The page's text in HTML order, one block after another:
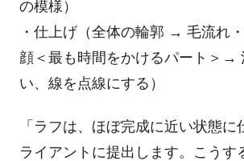
の模様）
・仕上げ（全体の輪郭 → 毛流れ
顔＜最も時間をかけるパート＞→
い、線を点線にする）
「ラフは、ほぼ完成に近い状態に
ライアントに提出します。こうす